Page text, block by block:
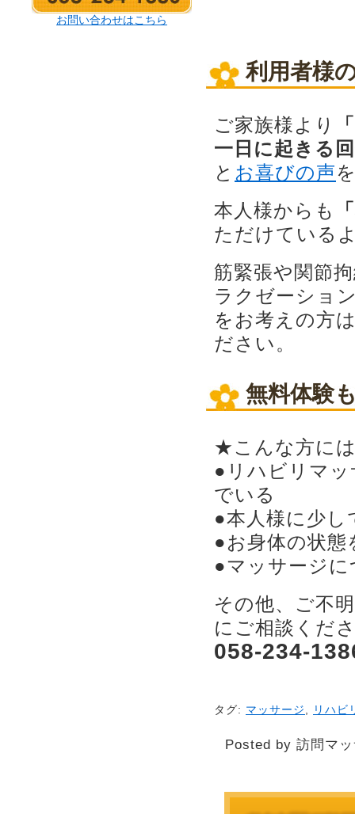
利用者様
ご家族様より
一日に起きる
と お喜びの声
本人様からも
ただけている
筋緊張や関節
ラクゼーショ
をお考えの方
ださい。
無料体験
★こんな方に
●リハビリマ
でいる
●本人様に少
●お身体の状
●マッサージ
その他、ご不
にご相談くだ
058-234-
タグ: マッサージ, リハビ
Posted by 訪問マ
お問い合わせはこちら